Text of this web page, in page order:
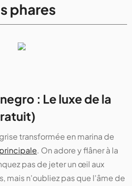
phares
: Le luxe de la
grise transformée en marina de
principale. On adore y flâner à la
pas de jeter un œil aux
mais n'oubliez pas que l'âme de